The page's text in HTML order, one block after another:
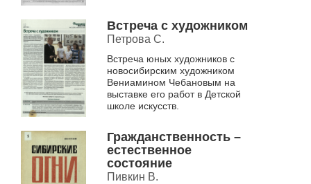
Встреча с художником
Петрова С.
Встреча юных художников с
новосибирским художником
Вениамином Чебановым на
выставке его работ в Детской
школе искусств.
Гражданственность –
естественное
состояние
Пивкин В.